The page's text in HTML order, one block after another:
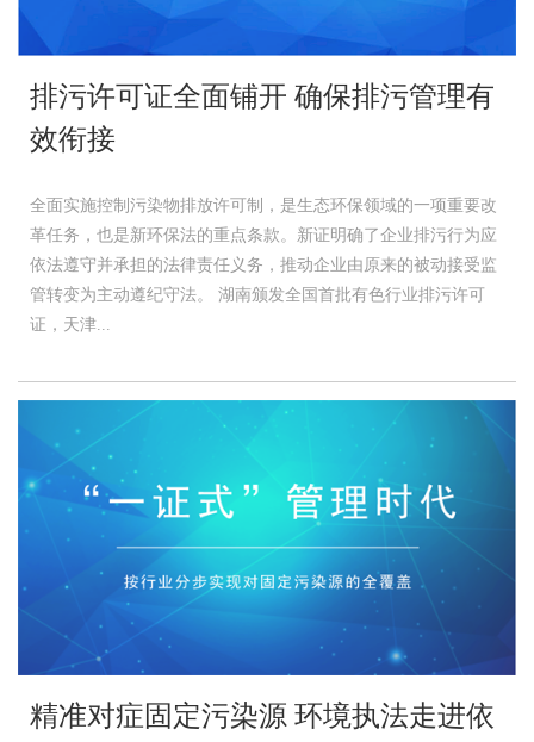
排污许可证全面铺开 确保排污管理有
效衔接
全面实施控制污染物排放许可制，是生态环保领域的一项重要改
革任务，也是新环保法的重点条款。新证明确了企业排污行为应
依法遵守并承担的法律责任义务，推动企业由原来的被动接受监
管转变为主动遵纪守法。 湖南颁发全国首批有色行业排污许可
证，天津...
精准对症固定污染源 环境执法走进依